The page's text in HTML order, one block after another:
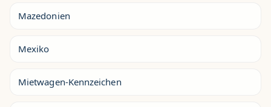
Mazedonien
Mexiko
Mietwagen-Kennzeichen